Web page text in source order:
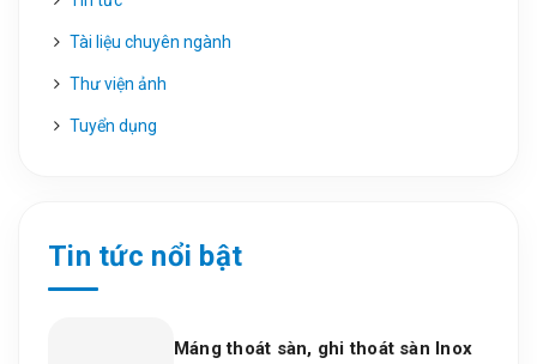
Tài liệu chuyên ngành
Thư viện ảnh
Tuyển dụng
Tin tức nổi bật
Máng thoát sàn, ghi thoát sàn Inox